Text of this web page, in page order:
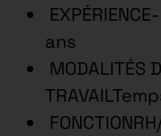
ans
MODALITÉS